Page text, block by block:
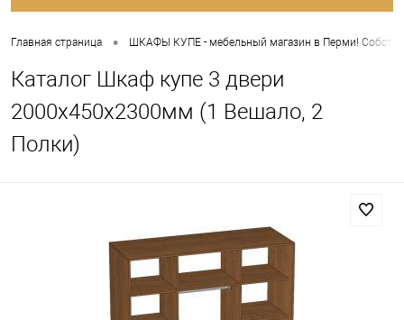
Главная страница • ШКАФЫ КУПЕ - мебельный магазин в Перми!
Каталог Шкаф купе 3 двери
2000х450х2300мм (1 Вешало, 2
Полки)